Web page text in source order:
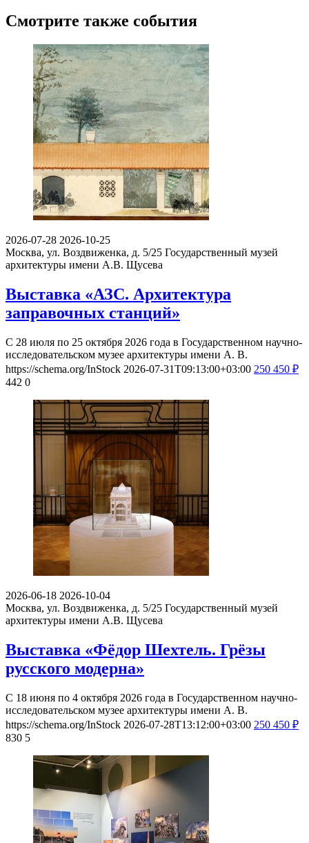
Смотрите также события
2026-07-28 2026-10-25
Москва, ул. Воздвиженка, д. 5/25 Государственный музей
архитектуры имени А.В. Щусева
Выставка «АЗС. Архитектура
заправочных станций»
С 28 июля по 25 октября 2026 года в Государственном научно-
исследовательском музее архитектуры имени А. В.
https://schema.org/InStock 2026-07-31T09:13:00+03:00 250 450 ₽
442 0
2026-06-18 2026-10-04
Москва, ул. Воздвиженка, д. 5/25 Государственный музей
архитектуры имени А.В. Щусева
Выставка «Фёдор Шехтель. Грёзы
русского модерна»
С 18 июня по 4 октября 2026 года в Государственном научно-
исследовательском музее архитектуры имени А. В.
https://schema.org/InStock 2026-07-28T13:12:00+03:00 250 450 ₽
830 5